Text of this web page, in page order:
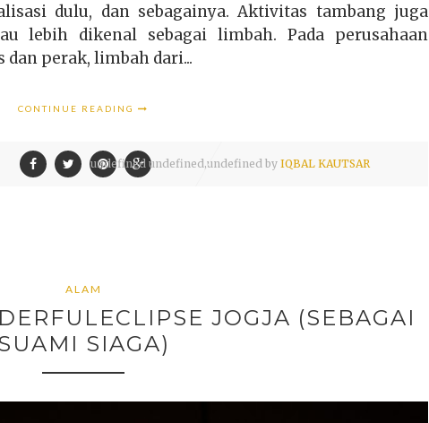
dulu, dan sebagainya. Aktivitas tambang juga
lebih dikenal sebagai limbah. Pada perusahaan
dan perak, limbah dari...
CONTINUE READING
undefined undefined,undefined by IQBAL KAUTSAR
ALAM
JOGJA (SEBAGAI
SIAGA)